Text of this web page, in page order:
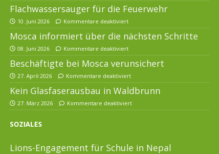
Flachwassersauger für die Feuerwehr
10. Juni 2026 Kommentare deaktiviert
Mosca informiert über die nächsten Schritte
08. Juni 2026 Kommentare deaktiviert
Beschäftigte bei Mosca verunsichert
27. April 2026 Kommentare deaktiviert
Kein Glasfaserausbau in Waldbrunn
27. März 2026 Kommentare deaktiviert
SOZIALES
Lions-Engagement für Schule in Nepal